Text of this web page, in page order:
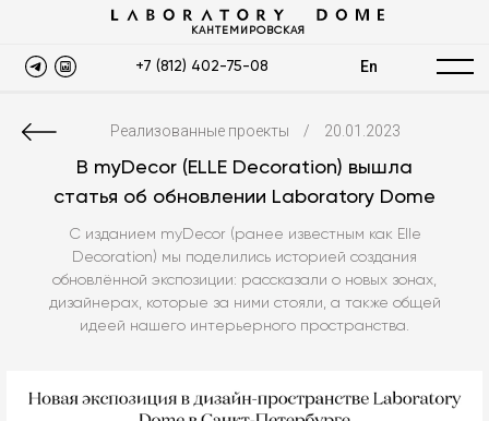
КАНТЕМИРОВСКАЯ
+7 (812) 402-75-08 En
Реализованные проекты / 20.01.2023
В myDecor (ELLE Decoration) вышла
статья об обновлении Laboratory Dome
С изданием myDecor (ранее известным как Elle
Decoration) мы поделились историей создания
обновлённой экспозиции: рассказали о новых зонах,
дизайнерах, которые за ними стояли, а также общей
идеей нашего интерьерного пространства.